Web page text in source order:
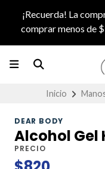
¡Recuerda! La
comprar menos de
Inicio
DEAR BODY
Alcohol Gel
PRECIO